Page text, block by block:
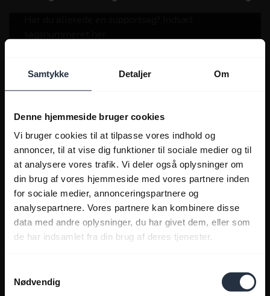
Samtykke Detaljer Om
Denne hjemmeside bruger cookies
Vi bruger cookies til at tilpasse vores indhold og
annoncer, til at vise dig funktioner til sociale medier og til
at analysere vores trafik. Vi deler også oplysninger om
din brug af vores hjemmeside med vores partnere inden
for sociale medier, annonceringspartnere og
analysepartnere. Vores partnere kan kombinere disse
data med andre oplysninger, du har givet dem, eller som
de har indsamlet fra din brug af deres tjenester.
Nødvendig